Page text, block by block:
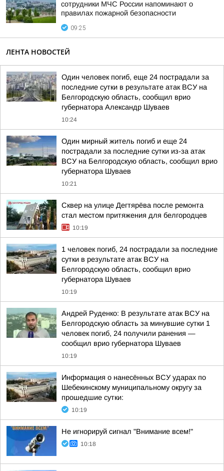
сотрудники МЧС России напоминают о
правилах пожарной безопасности
09:25
ЛЕНТА НОВОСТЕЙ
Один человек погиб, еще 24 пострадали за
последние сутки в результате атак ВСУ на
Белгородскую область, сообщил врио
губернатора Александр Шуваев
10:24
Один мирный житель погиб и еще 24
пострадали за последние сутки из-за атак
ВСУ на Белгородскую область, сообщил врио
губернатора Шуваев
10:21
Сквер на улице Дегтярёва после ремонта
стал местом притяжения для белгородцев
10:19
1 человек погиб, 24 пострадали за последние
сутки в результате атак ВСУ на
Белгородскую область, сообщил врио
губернатора Шуваев
10:19
Андрей Руденко: В результате атак ВСУ на
Белгородскую область за минувшие сутки 1
человек погиб, 24 получили ранения —
сообщил врио губернатора Шуваев
10:19
Информация о нанесённых ВСУ ударах по
Шебекинскому муниципальному округу за
прошедшие сутки:
10:19
Не игнорируй сигнал "Внимание всем!"
10:18